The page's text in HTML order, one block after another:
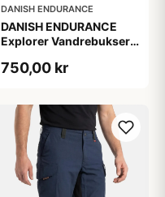
DANISH ENDURANCE
DANISH ENDURANCE
Explorer Vandrebukser,
750,00 kr